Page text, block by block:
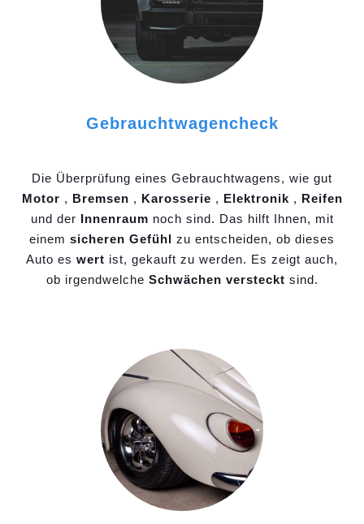
Gebrauchtwagencheck
Die Überprüfung eines Gebrauchtwagens, wie gut
Motor , Bremsen , Karosserie , Elektronik , Reifen
und der Innenraum noch sind. Das hilft Ihnen, mit
einem sicheren Gefühl zu entscheiden, ob dieses
Auto es wert ist, gekauft zu werden. Es zeigt auch,
ob irgendwelche Schwächen versteckt sind.